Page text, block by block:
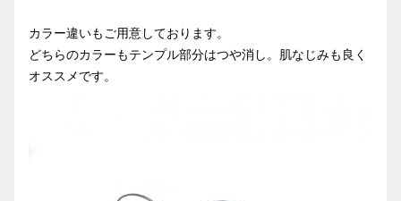
カラー違いもご用意しております。
どちらのカラーもテンプル部分はつや消し。肌なじみも良く
オススメです。